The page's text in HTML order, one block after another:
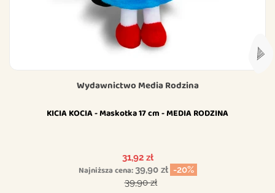
Wydawnictwo Media Rodzina
KICIA KOCIA - Maskotka 17 cm - MEDIA RODZINA
Cena
31,92 zł
Najniższa cena:39,90 zł -20%
Cena podstawowa
39,90 zł